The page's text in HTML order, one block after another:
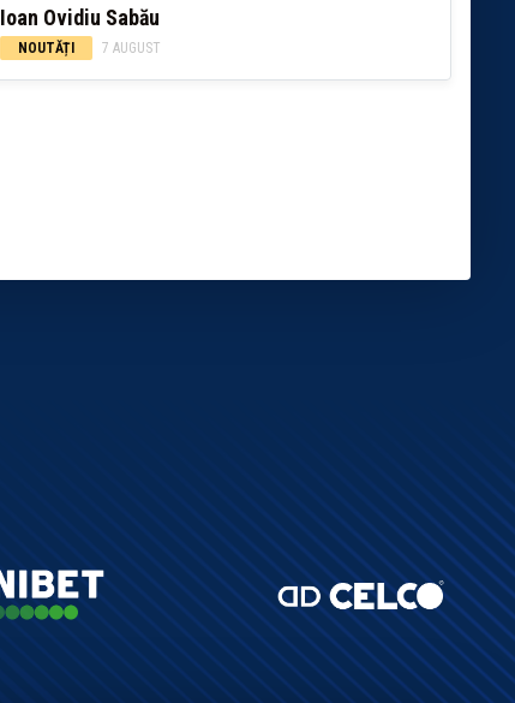
Ioan Ovidiu Sabău
NOUTĂȚI 7 AUGUST